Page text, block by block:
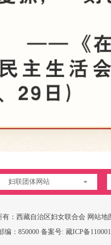
妇联团体网站
：西藏自治区妇女联合会 网站地
编：850000 备案号: 藏ICP备